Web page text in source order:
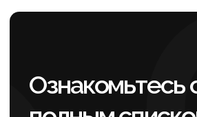
инструмента для металлообработки.
отсчета и позволило оценивать
динамику по группам запросов, а не по
отдельным страницам. Для SEO